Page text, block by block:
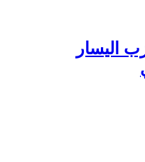
اليسار